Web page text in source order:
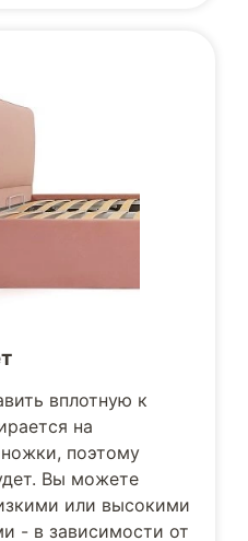
вплотную к
на
поэтому
Вы можете
или высокими
- в зависимости от